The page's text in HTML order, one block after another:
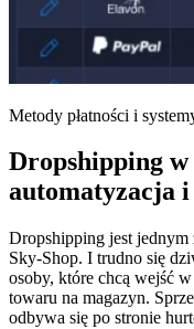
Metody płatności i
Dropshipping w
automatyzacja
Dropshipping jest jednym
Sky-Shop. I trudno się
osoby, które chcą wejść
towaru na magazyn.
odbywa się po stronie